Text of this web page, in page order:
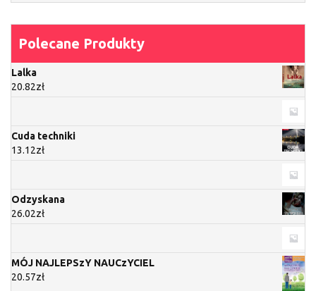
Polecane Produkty
Lalka
20.82zł
Cuda techniki
13.12zł
Odzyskana
26.02zł
MÓJ NAJLEPSzY NAUCzYCIEL
20.57zł